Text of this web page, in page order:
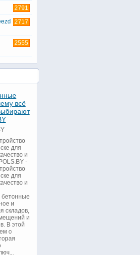
2791
2717
2555
всё
-
для
и
-
для
и
и
складов,
и
В этой
о